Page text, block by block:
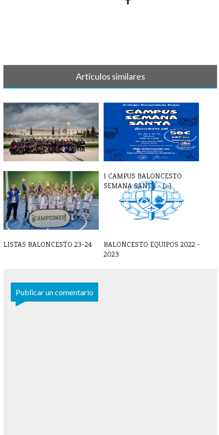
Artículos similares
TORNEO LISBOA 2025
I CAMPUS BALONCESTO
SEMANA SANTA - [...]
LISTAS BALONCESTO 23-24
BALONCESTO EQUIPOS 2022 -
2023
Publicar un comentario